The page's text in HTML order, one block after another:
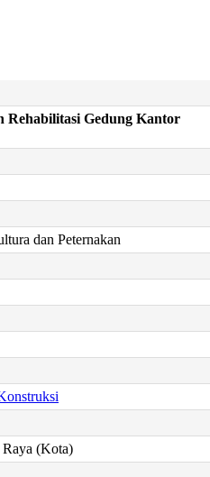
Rehabilitasi Gedung Kantor
dan Peternakan
Raya (Kota)